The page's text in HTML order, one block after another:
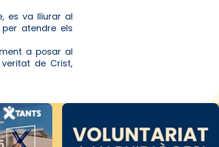
es va lliurar al
atendre els
a posar al
de Crist,